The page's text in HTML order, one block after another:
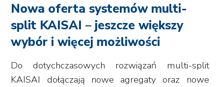
Nowa oferta systemów multi-
split KAISAI – jeszcze większy
wybór i więcej możliwości
Do dotychczasowych rozwiązań multi-split
KAISAI dołączają nowe agregaty oraz nowe